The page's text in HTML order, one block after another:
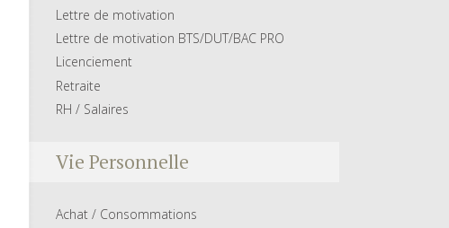
Lettre de motivation
Lettre de motivation BTS/DUT/BAC PRO
Licenciement
Retraite
RH / Salaires
Vie Personnelle
Achat / Consommations